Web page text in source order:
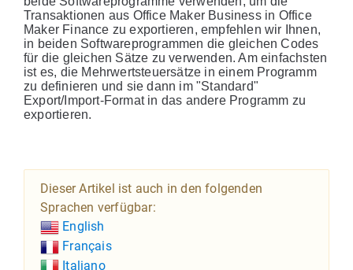
Transaktionen aus Office Maker Business in Office
Maker Finance zu exportieren, empfehlen wir Ihnen,
in beiden Softwareprogrammen die gleichen Codes
für die gleichen Sätze zu verwenden. Am einfachsten
ist es, die Mehrwertsteuersätze in einem Programm
zu definieren und sie dann im "Standard"
Export/Import-Format in das andere Programm zu
exportieren.
Dieser Artikel ist auch in den folgenden
Sprachen verfügbar:
English
Français
Italiano